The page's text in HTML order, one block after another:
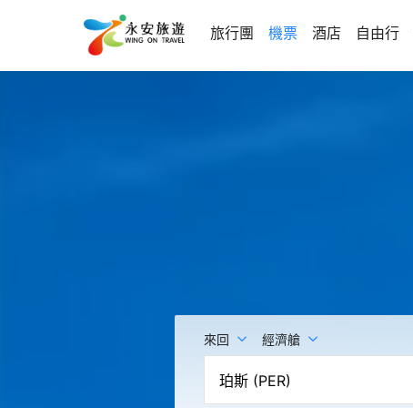
旅行團 機票 酒店 自由行
來回 經濟艙